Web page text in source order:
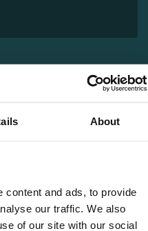
About
content and ads, to provide
our traffic. We also
of our site with our social
Sie bei The